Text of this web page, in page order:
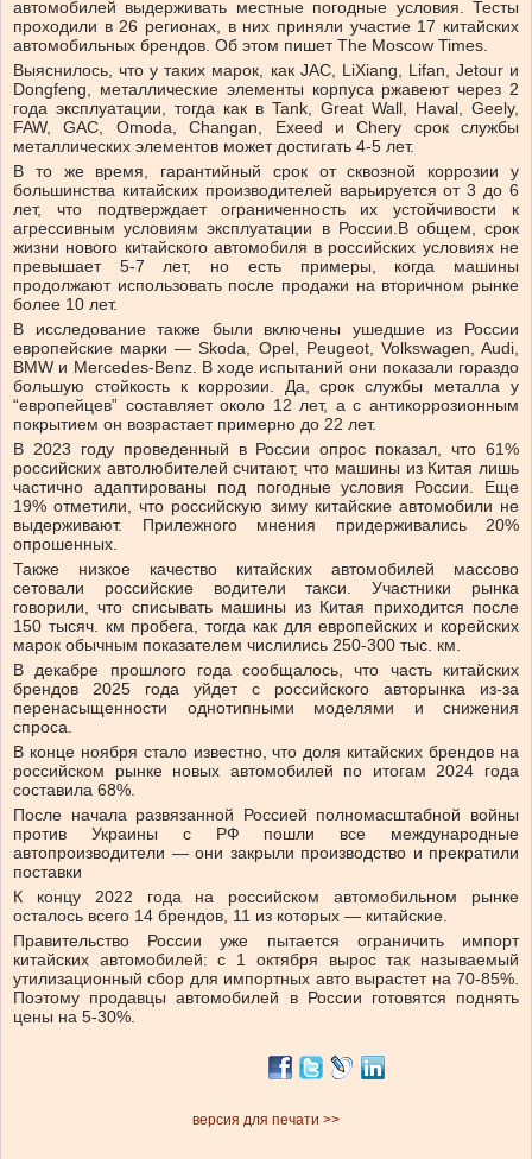
автомобилей выдерживать местные погодные условия. Тесты
проходили в 26 регионах, в них приняли участие 17 китайских
автомобильных брендов. Об этом пишет The Moscow Times.
Выяснилось, что у таких марок, как JAC, LiXiang, Lifan, Jetour и
Dongfeng, металлические элементы корпуса ржавеют через 2
года эксплуатации, тогда как в Tank, Great Wall, Haval, Geely,
FAW, GAC, Omoda, Changan, Exeed и Chery срок службы
металлических элементов может достигать 4-5 лет.
В то же время, гарантийный срок от сквозной коррозии у
большинства китайских производителей варьируется от 3 до 6
лет, что подтверждает ограниченность их устойчивости к
агрессивным условиям эксплуатации в России.В общем, срок
жизни нового китайского автомобиля в российских условиях не
превышает 5-7 лет, но есть примеры, когда машины
продолжают использовать после продажи на вторичном рынке
более 10 лет.
В исследование также были включены ушедшие из России
европейские марки — Skoda, Opel, Peugeot, Volkswagen, Audi,
BMW и Mercedes-Benz. В ходе испытаний они показали гораздо
большую стойкость к коррозии. Да, срок службы металла у
“европейцев” составляет около 12 лет, а с антикоррозионным
покрытием он возрастает примерно до 22 лет.
В 2023 году проведенный в России опрос показал, что 61%
российских автолюбителей считают, что машины из Китая лишь
частично адаптированы под погодные условия России. Еще
19% отметили, что российскую зиму китайские автомобили не
выдерживают. Прилежного мнения придерживались 20%
опрошенных.
Также низкое качество китайских автомобилей массово
сетовали российские водители такси. Участники рынка
говорили, что списывать машины из Китая приходится после
150 тысяч. км пробега, тогда как для европейских и корейских
марок обычным показателем числились 250-300 тыс. км.
В декабре прошлого года сообщалось, что часть китайских
брендов 2025 года уйдет с российского авторынка из-за
перенасыщенности однотипными моделями и снижения
спроса.
В конце ноября стало известно, что доля китайских брендов на
российском рынке новых автомобилей по итогам 2024 года
составила 68%.
После начала развязанной Россией полномасштабной войны
против Украины с РФ пошли все международные
автопроизводители — они закрыли производство и прекратили
поставки
К концу 2022 года на российском автомобильном рынке
осталось всего 14 брендов, 11 из которых — китайские.
Правительство России уже пытается ограничить импорт
китайских автомобилей: с 1 октября вырос так называемый
утилизационный сбор для импортных авто вырастет на 70-85%.
Поэтому продавцы автомобилей в России готовятся поднять
цены на 5-30%.
версия для печати >>